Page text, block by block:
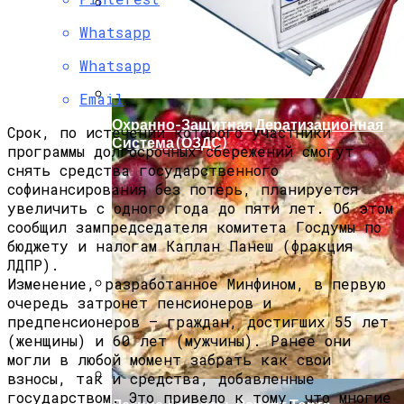
Как Правильно Выбрать Дом Для
Северной Стороны Участка
Мода Для Бизнес-Леди: Как Совмещать
Стиль И Предпринимательство
Охранно-Защитная Дератизационная
Система (ОЗДС)
Whatsapp
Whatsapp
Email
Срок, по истечении которого участники
программы долгосрочных сбережений смогут
снять средствагосударственного
софинансированиябез потерь, планируется
увеличить с одного года до пяти лет. Об этом
сообщил зампредседателя комитета Госдумы по
бюджету и налогамКаплан Панеш(фракция
ЛДПР).
Изменение, разработанное Минфином, в первую
очередь затронетпенсионеров и
предпенсионеров— граждан, достигших 55 лет
(женщины) и 60 лет (мужчины). Ранее они
могли в любой момент забрать как свои
взносы, так и средства, добавленные
государством. Это привело к тому, что многие